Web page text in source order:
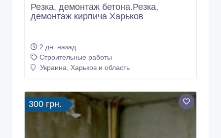
Резка, демонтаж бетона.Резка,
демонтаж кирпича Харьков
2 дн. назад
Строительные работы
Украина, Харьков и область
300 грн.